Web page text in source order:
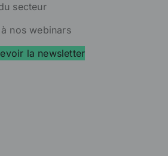
secteur
nos webinars
la newsletter